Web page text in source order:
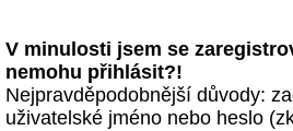
V minulosti jsem se
nemohu přihlásit?!
Nejpravděpodobnější důvody:
uživatelské jméno nebo heslo